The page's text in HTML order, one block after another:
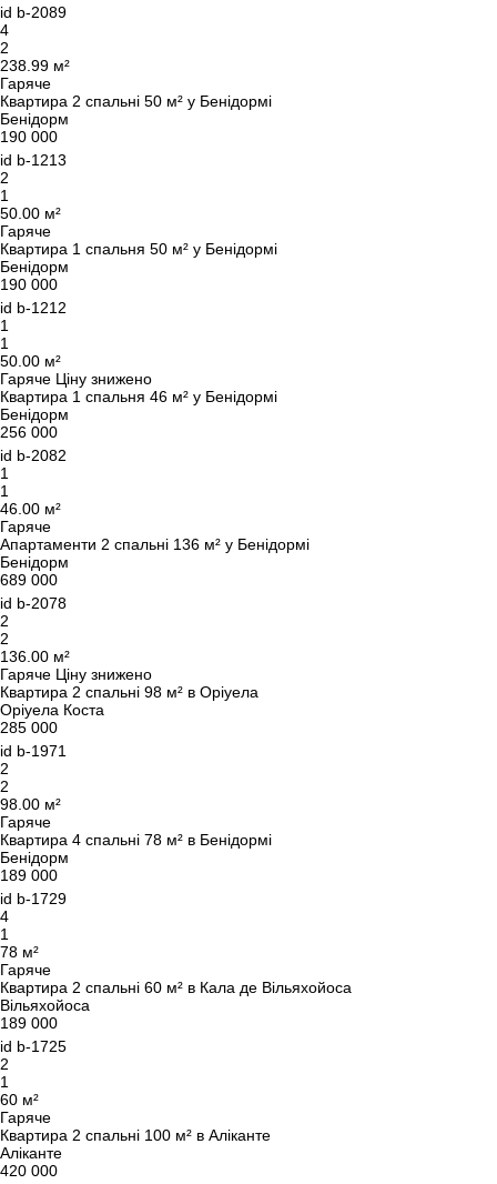
id b-2089
4
2
238.99 м²
Гаряче
Квартира 2 спальні 50 м² у Бенідормі
Бенідорм
190 000
id b-1213
2
1
50.00 м²
Гаряче
Квартира 1 спальня 50 м² у Бенідормі
Бенідорм
190 000
id b-1212
1
1
50.00 м²
Гаряче Ціну знижено
Квартира 1 спальня 46 м² у Бенідормі
Бенідорм
256 000
id b-2082
1
1
46.00 м²
Гаряче
Апартаменти 2 спальні 136 м² у Бенідормі
Бенідорм
689 000
id b-2078
2
2
136.00 м²
Гаряче Ціну знижено
Квартира 2 спальні 98 м² в Оріуела
Оріуела Коста
285 000
id b-1971
2
2
98.00 м²
Гаряче
Квартира 4 спальні 78 м² в Бенідормі
Бенідорм
189 000
id b-1729
4
1
78 м²
Гаряче
Квартира 2 спальні 60 м² в Кала де Вільяхойоса
Вільяхойоса
189 000
id b-1725
2
1
60 м²
Гаряче
Квартира 2 спальні 100 м² в Аліканте
Аліканте
420 000
Дякуємо!
Ми отримали ваш
Ми вам зателефонуємо
Залиште свої контактні дані, і ми зв’яжемося з